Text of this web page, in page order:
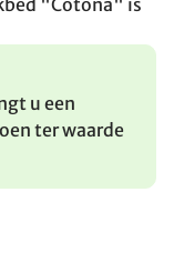
"Cotona" is
u een
ter waarde